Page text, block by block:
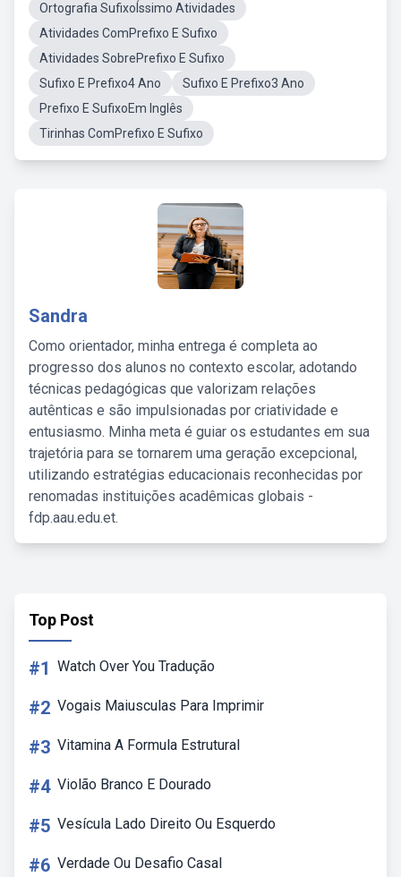
Ortografia SufixoÍssimo Atividades
Atividades ComPrefixo E Sufixo
Atividades SobrePrefixo E Sufixo
Sufixo E Prefixo4 Ano
Sufixo E Prefixo3 Ano
Prefixo E SufixoEm Inglês
Tirinhas ComPrefixo E Sufixo
Sandra
Como orientador, minha entrega é completa ao
progresso dos alunos no contexto escolar, adotando
técnicas pedagógicas que valorizam relações
autênticas e são impulsionadas por criatividade e
entusiasmo. Minha meta é guiar os estudantes em sua
trajetória para se tornarem uma geração excepcional,
utilizando estratégias educacionais reconhecidas por
renomadas instituições acadêmicas globais -
fdp.aau.edu.et.
Top Post
#1 Watch Over You Tradução
#2 Vogais Maiusculas Para Imprimir
#3 Vitamina A Formula Estrutural
#4 Violão Branco E Dourado
#5 Vesícula Lado Direito Ou Esquerdo
#6 Verdade Ou Desafio Casal